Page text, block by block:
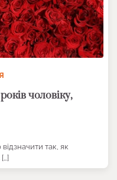
чоловіку,
так, як